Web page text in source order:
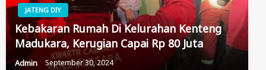
JATENG DIY
Kebakaran Rumah Di Kelurahan Kenteng
Madukara, Kerugian Capai Rp 80 Juta
Admin September 30, 2024